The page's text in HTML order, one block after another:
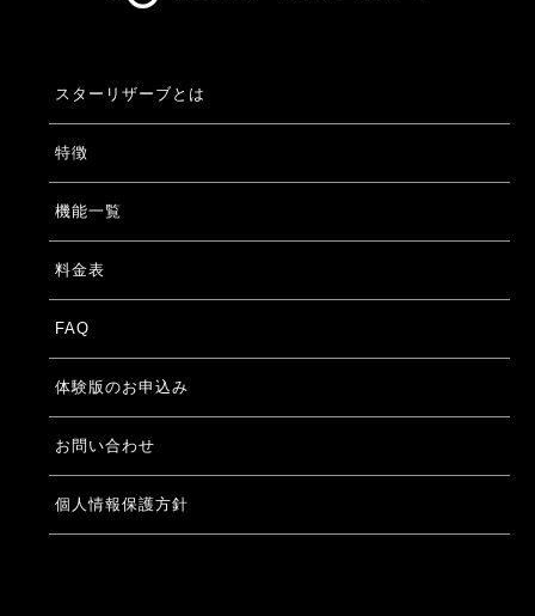
スターリザーブとは
特徴
機能一覧
料金表
FAQ
体験版のお申込み
お問い合わせ
個人情報保護方針